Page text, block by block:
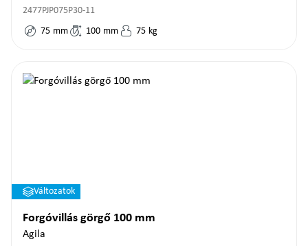
2477PJP075P30-11
75 mm 100 mm 75 kg
Változatok
Forgóvillás görgő 100 mm
Agila